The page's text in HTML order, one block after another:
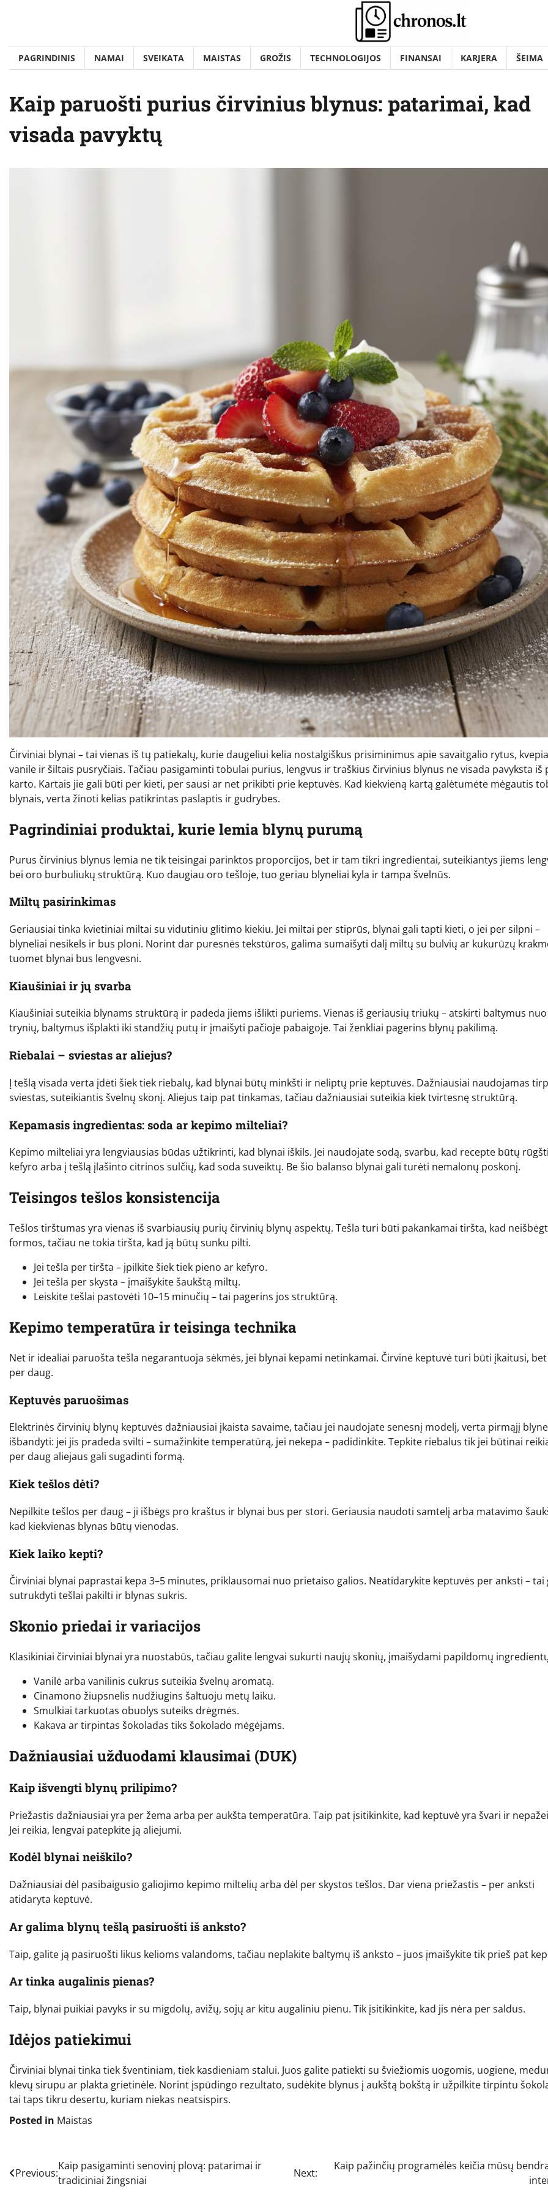
PAGRINDINIS NAMAI SVEIKATA MAISTAS GROŽIS TECHNOLOGIJOS FINANSAI KARJERA ŠEIMA
Kaip paruošti purius čirvinius blynus: patarimai, kad
visada pavyktų
Čirviniai blynai – tai vienas iš tų patiekalų, kurie daugeliui kelia nostalgiškus prisiminimus apie savaitgalio rytus,
vanile ir šiltais pusryčiais. Tačiau pasigaminti tobulai purius, lengvus ir traškius čirvinius blynus ne visada pavyksta iš
karto. Kartais jie gali būti per kieti, per sausi ar net prikibti prie keptuvės. Kad kiekvieną kartą galėtumėte mėgautis
blynais, verta žinoti kelias patikrintas paslaptis ir gudrybes.
Pagrindiniai produktai, kurie lemia blynų purumą
Purus čirvinius blynus lemia ne tik teisingai parinktos proporcijos, bet ir tam tikri ingredientai, suteikiantys jiems
bei oro burbuliukų struktūrą. Kuo daugiau oro tešloje, tuo geriau blyneliai kyla ir tampa švelnūs.
Miltų pasirinkimas
Geriausiai tinka kvietiniai miltai su vidutiniu glitimo kiekiu. Jei miltai per stiprūs, blynai gali tapti kieti, o jei per silpni –
blyneliai nesikels ir bus ploni. Norint dar puresnės tekstūros, galima sumaišyti dalį miltų su bulvių ar kukurūzų
tuomet blynai bus lengvesni.
Kiaušiniai ir jų svarba
Kiaušiniai suteikia blynams struktūrą ir padeda jiems išlikti puriems. Vienas iš geriausių triukų – atskirti baltymus nuo
trynių, baltymus išplakti iki standžių putų ir įmaišyti pačioje pabaigoje. Tai ženkliai pagerins blynų pakilimą.
Riebalai – sviestas ar aliejus?
Į tešlą visada verta įdėti šiek tiek riebalų, kad blynai būtų minkšti ir neliptų prie keptuvės. Dažniausiai naudojamas
sviestas, suteikiantis švelnų skonį. Aliejus taip pat tinkamas, tačiau dažniausiai suteikia kiek tvirtesnę struktūrą.
Kepamasis ingredientas: soda ar kepimo milteliai?
Kepimo milteliai yra lengviausias būdas užtikrinti, kad blynai iškils. Jei naudojate sodą, svarbu, kad recepte būtų
kefyro arba į tešlą įlašinto citrinos sulčių, kad soda suveiktų. Be šio balanso blynai gali turėti nemalonų poskonį.
Teisingos tešlos konsistencija
Tešlos tirštumas yra vienas iš svarbiausių purių čirvinių blynų aspektų. Tešla turi būti pakankamai tiršta, kad
formos, tačiau ne tokia tiršta, kad ją būtų sunku pilti.
Jei tešla per tiršta – įpilkite šiek tiek pieno ar kefyro.
Jei tešla per skysta – įmaišykite šaukštą miltų.
Leiskite tešlai pastovėti 10–15 minučių – tai pagerins jos struktūrą.
Kepimo temperatūra ir teisinga technika
Net ir idealiai paruošta tešla negarantuoja sėkmės, jei blynai kepami netinkamai. Čirvinė keptuvė turi būti įkaitusi,
per daug.
Keptuvės paruošimas
Elektrinės čirvinių blynų keptuvės dažniausiai įkaista savaime, tačiau jei naudojate senesnį modelį, verta pirmąjį
išbandyti: jei jis pradeda svilti – sumažinkite temperatūrą, jei nekepa – padidinkite. Tepkite riebalus tik jei būtinai
per daug aliejaus gali sugadinti formą.
Kiek tešlos dėti?
Nepilkite tešlos per daug – ji išbėgs pro kraštus ir blynai bus per stori. Geriausia naudoti samtelį arba matavimo
kad kiekvienas blynas būtų vienodas.
Kiek laiko kepti?
Čirviniai blynai paprastai kepa 3–5 minutes, priklausomai nuo prietaiso galios. Neatidarykite keptuvės per anksti – tai
sutrukdyti tešlai pakilti ir blynas sukris.
Skonio priedai ir variacijos
Klasikiniai čirviniai blynai yra nuostabūs, tačiau galite lengvai sukurti naujų skonių, įmaišydami papildomų
Vanilė arba vanilinis cukrus suteikia švelnų aromatą.
Cinamono žiupsnelis nudžiugins šaltuoju metų laiku.
Smulkiai tarkuotas obuolys suteiks drėgmės.
Kakava ar tirpintas šokoladas tiks šokolado mėgėjams.
Dažniausiai užduodami klausimai (DUK)
Kaip išvengti blynų prilipimo?
Priežastis dažniausiai yra per žema arba per aukšta temperatūra. Taip pat įsitikinkite, kad keptuvė yra švari ir
Jei reikia, lengvai patepkite ją aliejumi.
Kodėl blynai neiškilo?
Dažniausiai dėl pasibaigusio galiojimo kepimo miltelių arba dėl per skystos tešlos. Dar viena priežastis – per anksti
atidaryta keptuvė.
Ar galima blynų tešlą pasiruošti iš anksto?
Taip, galite ją pasiruošti likus kelioms valandoms, tačiau neplakite baltymų iš anksto – juos įmaišykite tik prieš pat
Ar tinka augalinis pienas?
Taip, blynai puikiai pavyks ir su migdolų, avižų, sojų ar kitu augaliniu pienu. Tik įsitikinkite, kad jis nėra per saldus.
Idėjos patiekimui
Čirviniai blynai tinka tiek šventiniam, tiek kasdieniam stalui. Juos galite patiekti su šviežiomis uogomis, uogiene,
klevų sirupu ar plakta grietinėle. Norint įspūdingo rezultato, sudėkite blynus į aukštą bokštą ir užpilkite tirpintu
tai taps tikru desertu, kuriam niekas neatsispirs.
Posted in Maistas
Navigacija
Previous:
Kaip pasigaminti senovinį plovą: patarimai ir
tradiciniai žingsniai
Next:
Kaip pažinčių programėlės keičia mūsų